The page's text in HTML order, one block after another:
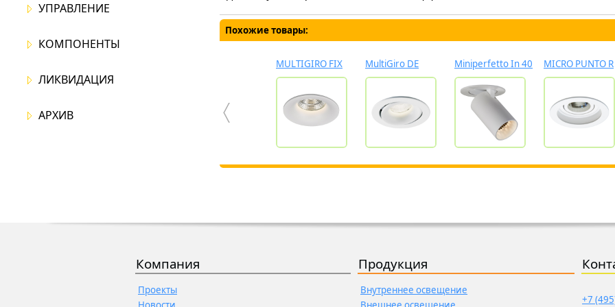
УПРАВЛЕНИЕ
КОМПОНЕНТЫ
ЛИКВИДАЦИЯ
АРХИВ
Похожие товары:
MULTIGIRO FIX MultiGiro DE Miniperfetto In 40 MICRO PUNTO R
Компания Продукция
Проекты
Внутреннее освещение
+7